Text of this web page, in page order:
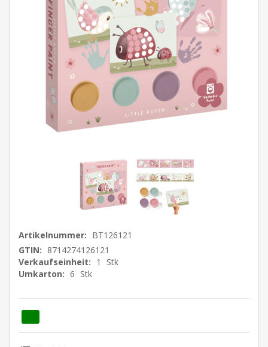
Artikelnummer: BT126121
GTIN: 8714274126121
Verkaufseinheit: 1
Stk
Umkarton: 6 Stk